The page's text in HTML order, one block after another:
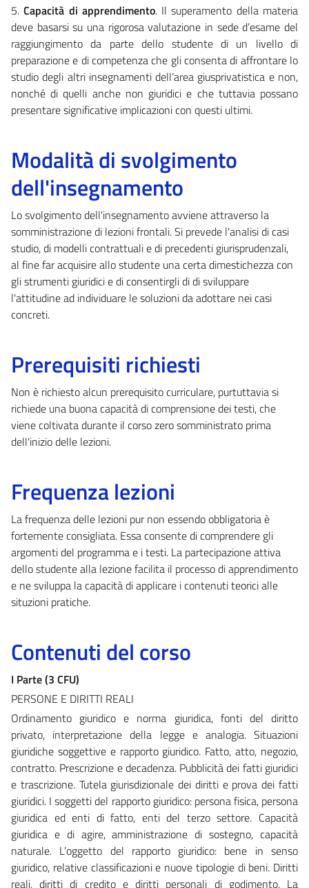
5.Capacità di apprendimento. Il superamento della materia
deve basarsi su una rigorosa valutazione in sede d’esame del
raggiungimento da parte dello studente di un livello di
preparazione e di competenza che gli consenta di affrontare lo
studio degli altri insegnamenti dell’area giusprivatistica e non,
nonché di quelli anche non giuridici e che tuttavia possano
presentare significative implicazioni con questi ultimi.
Modalità di svolgimento
dell'insegnamento
Lo svolgimento dell'insegnamento avviene attraverso la
somministrazione di lezioni frontali. Si prevede l'analisi di casi
studio, di modelli contrattuali e di precedenti giurisprudenzali,
al fine far acquisire allo studente una certa dimestichezza con
gli strumenti giuridici e di consentirgli di di sviluppare
l'attitudine ad individuare le soluzioni da adottare nei casi
concreti.
Prerequisiti richiesti
Non è richiesto alcun prerequisito curriculare, purtuttavia si
richiede una buona capacità di comprensione dei testi, che
viene coltivata durante il corso zero somministrato prima
dell'inizio delle lezioni.
Frequenza lezioni
La frequenza delle lezioni pur non essendo obbligatoria è
fortemente consigliata. Essa consente di comprendere gli
argomenti del programma e i testi. La partecipazione attiva
dello studente alla lezione facilita il processo di apprendimento
e ne sviluppa la capacità di applicare i contenuti teorici alle
situzioni pratiche.
Contenuti del corso
I Parte (3 CFU)
PERSONE E DIRITTI REALI
Ordinamento giuridico e norma giuridica, fonti del diritto
privato, interpretazione della legge e analogia. Situazioni
giuridiche soggettive e rapporto giuridico. Fatto, atto, negozio,
contratto. Prescrizione e decadenza. Pubblicità dei fatti giuridici
e trascrizione. Tutela giurisdizionale dei diritti e prova dei fatti
giuridici. I soggetti del rapporto giuridico: persona fisica, persona
giuridica ed enti di fatto, enti del terzo settore. Capacità
giuridica e di agire, amministrazione di sostegno, capacità
naturale. L’oggetto del rapporto giuridico: bene in senso
giuridico, relative classificazioni e nuove tipologie di beni. Diritti
reali, diritti di credito e diritti personali di godimento. La